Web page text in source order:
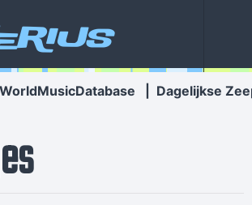
WorldMusicDatabase Dagelijkse